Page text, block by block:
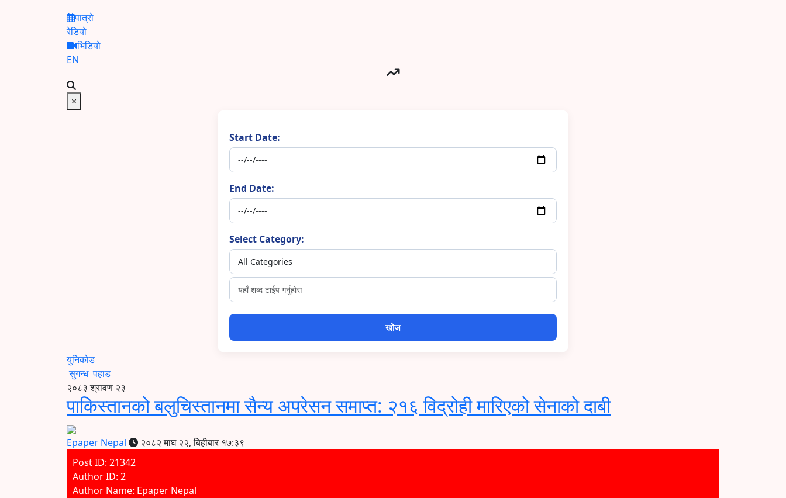
पात्रो
रेडियो
भिडियो
EN
×
Start Date:
End Date:
Select Category:
युनिकोड
सुगन्ध पहाड
२०८३ श्रावण २३
पाकिस्तानको बलुचिस्तानमा सैन्य अपरेसन समाप्त: २१६ विद्रोही मारिएको सेनाको दाबी
Epaper Nepal
२०८२ माघ २२, बिहीबार १७:३९
Post ID: 21342
Author ID: 2
Author Name: Epaper Nepal